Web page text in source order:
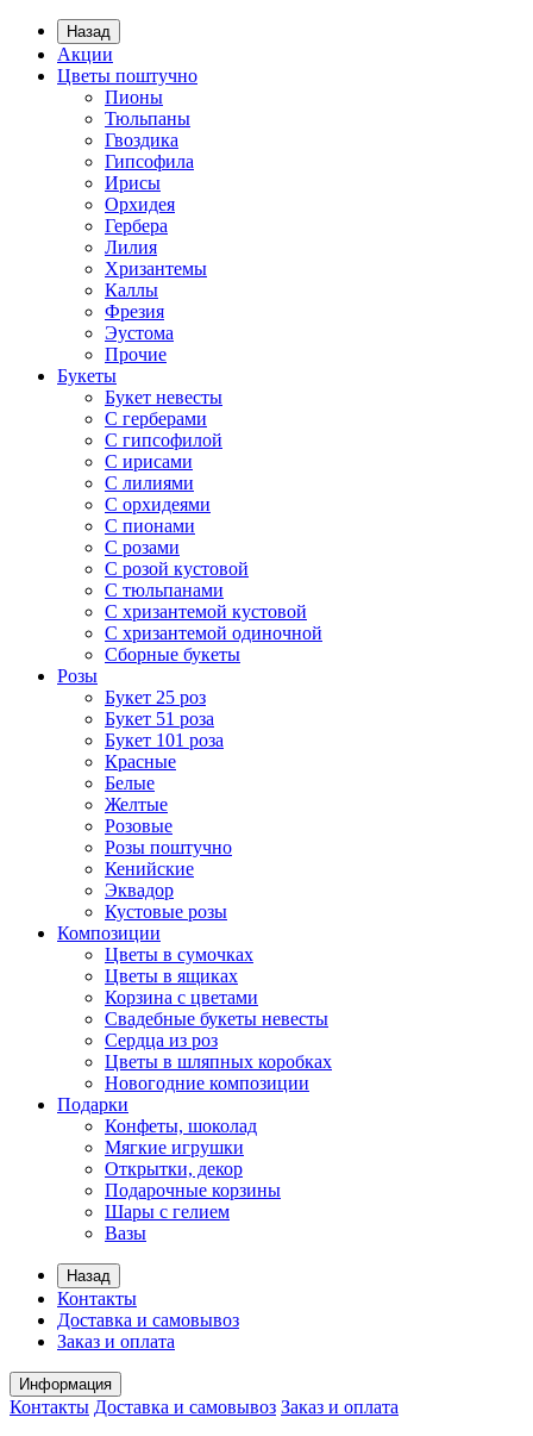
Назад
Акции
Цветы поштучно
Пионы
Тюльпаны
Гвоздика
Гипсофила
Ирисы
Орхидея
Гербера
Лилия
Хризантемы
Каллы
Фрезия
Эустома
Прочие
Букеты
Букет невесты
С герберами
С гипсофилой
С ирисами
С лилиями
С орхидеями
С пионами
С розами
С розой кустовой
С тюльпанами
С хризантемой кустовой
С хризантемой одиночной
Сборные букеты
Розы
Букет 25 роз
Букет 51 роза
Букет 101 роза
Красные
Белые
Желтые
Розовые
Розы поштучно
Кенийские
Эквадор
Кустовые розы
Композиции
Цветы в сумочках
Цветы в ящиках
Корзина с цветами
Свадебные букеты невесты
Сердца из роз
Цветы в шляпных коробках
Новогодние композиции
Подарки
Конфеты, шоколад
Мягкие игрушки
Открытки, декор
Подарочные корзины
Шары с гелием
Вазы
Назад
Контакты
Доставка и самовывоз
Заказ и оплата
Информация
Контакты Доставка и самовывоз Заказ и оплата